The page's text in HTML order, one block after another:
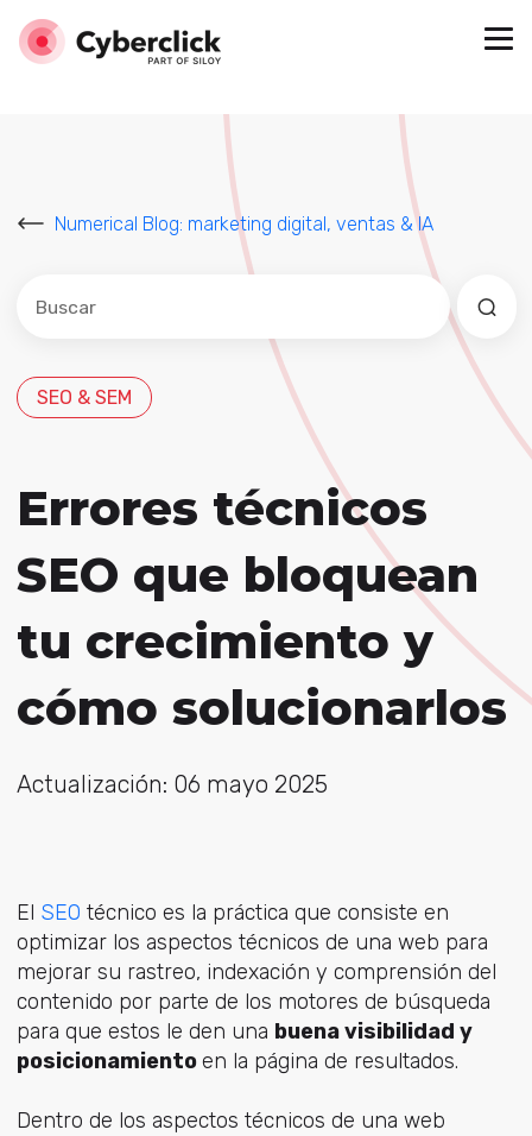
Numerical Blog: marketing digital, ventas & IA
Este es un campo de búsqueda con una función de
No hay sugerencias porque el campo de
SEO & SEM
Errores técnicos
SEO que bloquean
tu crecimiento y
cómo solucionarlos
Actualización: 06 mayo 2025
El SEO técnico es la práctica que consiste en
optimizar los aspectos técnicos de una web para
mejorar su rastreo, indexación y comprensión del
contenido por parte de los motores de búsqueda
para que estos le den una buena visibilidad y
posicionamientoen la página de resultados.
Dentro de los aspectos técnicos de una web